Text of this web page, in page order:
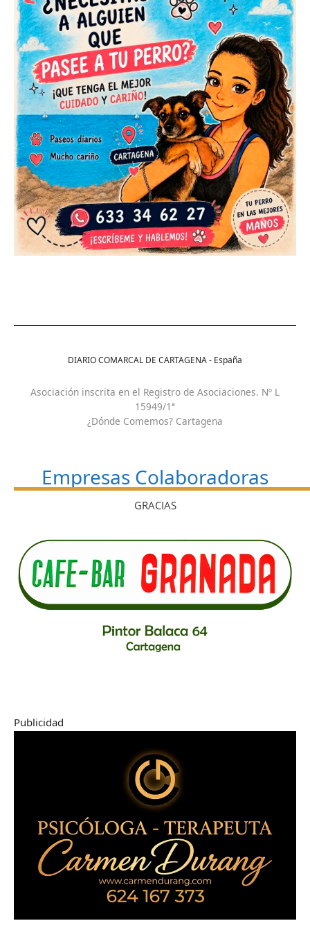
DIARIO COMARCAL DE CARTAGENA - España
Asociación inscrita en el Registro de Asociaciones. Nº L
15949/1ª
¿Dónde Comemos? Cartagena
Empresas Colaboradoras
GRACIAS
Publicidad